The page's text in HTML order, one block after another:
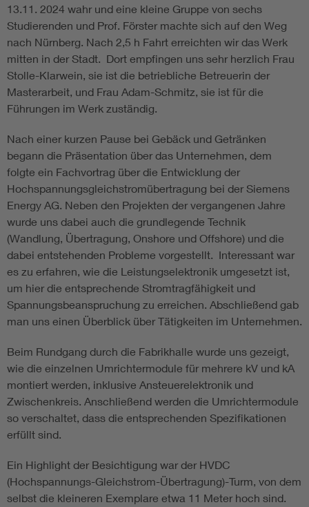
13.11. 2024 wahr und eine kleine Gruppe von sechs
Studierenden und Prof. Förster machte sich auf den Weg
nach Nürnberg. Nach 2,5 h Fahrt erreichten wir das Werk
mitten in der Stadt. Dort empfingen uns sehr herzlich Frau
Stolle-Klarwein, sie ist die betriebliche Betreuerin der
Masterarbeit, und Frau Adam-Schmitz, sie ist für die
Führungen im Werk zuständig.
Nach einer kurzen Pause bei Gebäck und Getränken
begann die Präsentation über das Unternehmen, dem
folgte ein Fachvortrag über die Entwicklung der
Hochspannungsgleichstromübertragung bei der Siemens
Energy AG. Neben den Projekten der vergangenen Jahre
wurde uns dabei auch die grundlegende Technik
(Wandlung, Übertragung, Onshore und Offshore) und die
dabei entstehenden Probleme vorgestellt. Interessant war
es zu erfahren, wie die Leistungselektronik umgesetzt ist,
um hier die entsprechende Stromtragfähigkeit und
Spannungsbeanspruchung zu erreichen. Abschließend gab
man uns einen Überblick über Tätigkeiten im Unternehmen.
Beim Rundgang durch die Fabrikhalle wurde uns gezeigt,
wie die einzelnen Umrichtermodule für mehrere kV und kA
montiert werden, inklusive Ansteuerelektronik und
Zwischenkreis. Anschließend werden die Umrichtermodule
so verschaltet, dass die entsprechenden Spezifikationen
erfüllt sind.
Ein Highlight der Besichtigung war der HVDC
(Hochspannungs-Gleichstrom-Übertragung)-Turm, von dem
selbst die kleineren Exemplare etwa 11 Meter hoch sind.